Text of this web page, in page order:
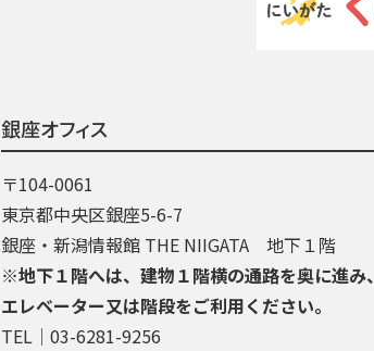
銀座オフィス
〒104-0061
東京都中央区銀座5-6-7
銀座・新潟情報館 THE NIIGATA 地下１階
※地下１階へは、建物１階横の通路を奥に進み、
エレベーター又は階段をご利用ください。
TEL│03-6281-9256